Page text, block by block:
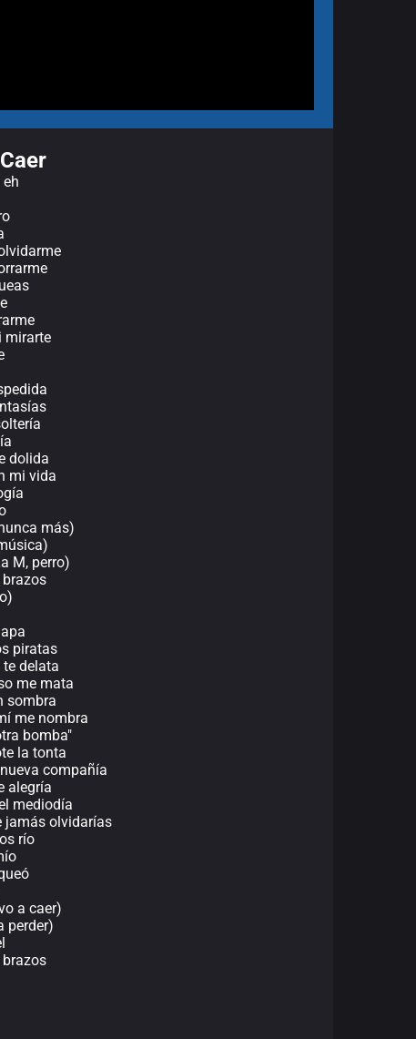
mirarte
dolida
mi vida
más)
M, perro)
piratas
delata
me mata
sombra
me nombra
bomba"
la tonta
compañía
alegría
mediodía
jamás olvidarías
río
a caer)
perder)